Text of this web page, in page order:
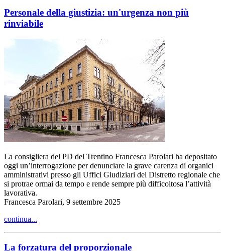
Personale della giustizia: un'urgenza non più
rinviabile
La consigliera del PD del Trentino Francesca Parolari ha depositato
oggi un’interrogazione per denunciare la grave carenza di organici
amministrativi presso gli Uffici Giudiziari del Distretto regionale che
si protrae ormai da tempo e rende sempre più difficoltosa l’attività
lavorativa.
Francesca Parolari, 9 settembre 2025
continua...
La forzatura del proporzionale